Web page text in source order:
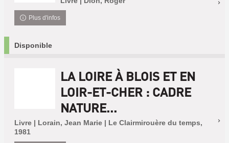
Plus d'infos
Disponible
LA LOIRE À BLOIS ET EN
LOIR-ET-CHER : CADRE
NATURE...
Livre | Lorain, Jean Marie | Le Clairmirouère du temps,
1981